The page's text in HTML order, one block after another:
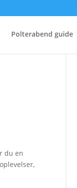
Polterabend guide
du en